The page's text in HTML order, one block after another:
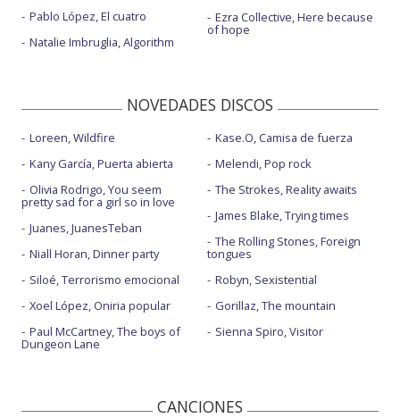
Pablo López, El cuatro
Natalie Imbruglia, Algorithm
Ezra Collective, Here because
of hope
NOVEDADES DISCOS
Loreen, Wildfire
Kany García, Puerta abierta
Olivia Rodrigo, You seem
pretty sad for a girl so in love
Juanes, JuanesTeban
Niall Horan, Dinner party
Siloé, Terrorismo emocional
Xoel López, Oniria popular
Paul McCartney, The boys of
Dungeon Lane
Kase.O, Camisa de fuerza
Melendi, Pop rock
The Strokes, Reality awaits
James Blake, Trying times
The Rolling Stones, Foreign
tongues
Robyn, Sexistential
Gorillaz, The mountain
Sienna Spiro, Visitor
CANCIONES